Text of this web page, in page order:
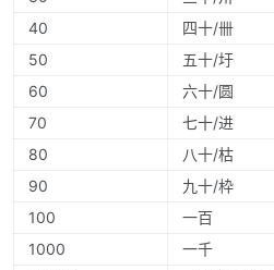
40
四十/卌
50
五十/圩
60
六十/圆
70
七十/进
80
八十/枯
90
九十/枠
100
一百
1000
一千